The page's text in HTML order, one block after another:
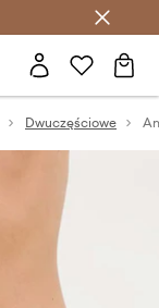
Dwuczęściowe